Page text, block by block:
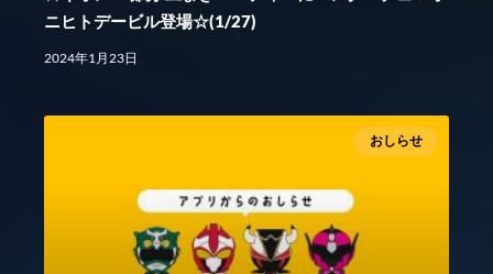
ニヒトデービル登場☆(1/27)
2024年1月23日
おしらせ